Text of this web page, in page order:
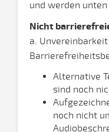
und werden
Nicht
a.
Alternative
sind noch
noch nicht